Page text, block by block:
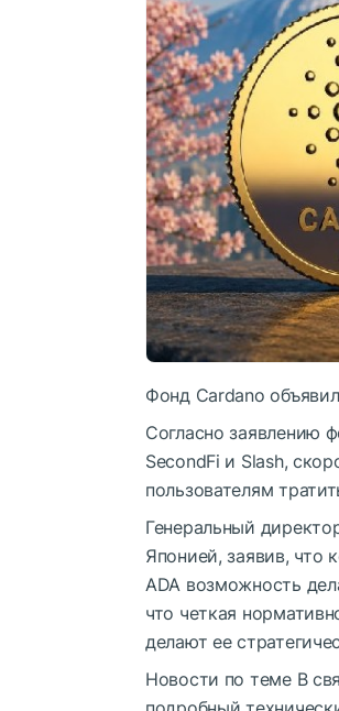
Фонд Cardano
Согласно заявлению
SecondFi и Slash,
пользователям
Генеральный
Японией, заявив, что
ADA возможность
что четкая
делают ее
Новости по теме В